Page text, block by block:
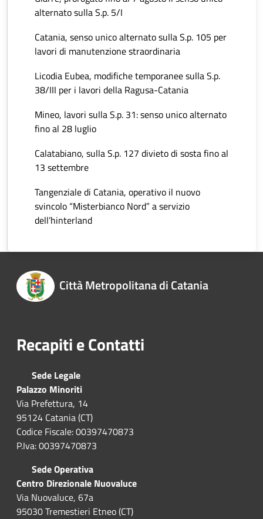
alternato sulla S.p. 5/I
Catania, senso unico alternato sulla S.p. 105 per
lavori di manutenzione straordinaria
Licodia Eubea, modifiche temporanee sulla S.p.
38/III per i lavori della Ragusa-Catania
Mineo, lavori sulla S.p. 31: senso unico alternato
fino al 28 luglio
Calatabiano, sulla S.p. 127 divieto di sosta fino al
13 settembre
Tangenziale di Catania, operativo il nuovo
svincolo “Misterbianco Nord” a servizio
dell’hinterland
Città Metropolitana di Catania
Recapiti e Contatti
Sede Legale
Palazzo Minoriti
Via Prefettura, 14
95124 Catania (CT)
Codice Fiscale: 00397470873
P.Iva: 00397470873
Sede Operativa
Centro Direzionale Nuovaluce
Via Nuovaluce, 67a
95030 Tremestieri Etneo (CT)